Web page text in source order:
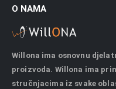
O NAMA
Willona ima osnovnu
proizvoda. Willona ima
stručnjacima iz svake